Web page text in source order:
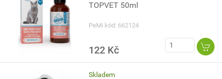
TOPVET 50ml
PeMi kód: 662124
122 Kč
Skladem